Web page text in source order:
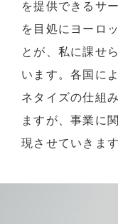
を提供できるサ
を目処にヨーロ
とが、私に課せ
います。各国に
ネタイズの仕組
ますが、事業に
現させていきます